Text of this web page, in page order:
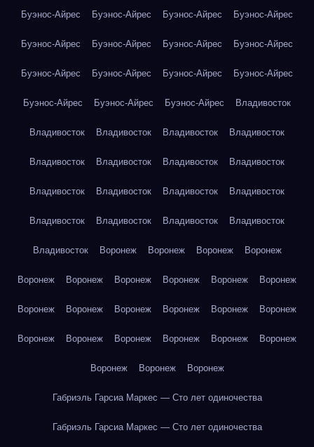
Буэнос-Айрес Буэнос-Айрес Буэнос-Айрес Буэнос-Айрес
Буэнос-Айрес Буэнос-Айрес Буэнос-Айрес Буэнос-Айрес
Буэнос-Айрес Буэнос-Айрес Буэнос-Айрес Буэнос-Айрес
Буэнос-Айрес Буэнос-Айрес Буэнос-Айрес Владивосток
Владивосток Владивосток Владивосток Владивосток
Владивосток Владивосток Владивосток Владивосток
Владивосток Владивосток Владивосток Владивосток
Владивосток Владивосток Владивосток Владивосток
Владивосток Воронеж Воронеж Воронеж Воронеж
Воронеж Воронеж Воронеж Воронеж Воронеж Воронеж
Воронеж Воронеж Воронеж Воронеж Воронеж Воронеж
Воронеж Воронеж Воронеж Воронеж Воронеж Воронеж
Воронеж Воронеж Воронеж
Габриэль Гарсиа Маркес — Сто лет одиночества
Габриэль Гарсиа Маркес — Сто лет одиночества